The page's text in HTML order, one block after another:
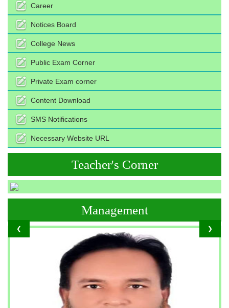
Career
Notices Board
College News
Public Exam Corner
Private Exam corner
Content Download
SMS Notifications
Necessary Website URL
Teacher's Corner
❮ ❯
Management